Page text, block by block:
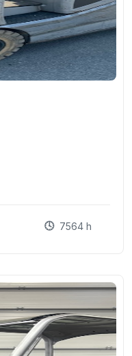
7564 h